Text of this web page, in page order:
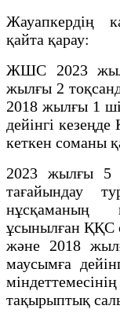
Жауапкердің
қайта қарау:
ЖШС 2023
жылғы 2
2018 жылғы 1
дейінгі
кеткен соманы
2023 жылғы 5
тағайындау
нұсқаманың
ұсынылған ҚҚС
және 2018
маусымға
тақырыптық